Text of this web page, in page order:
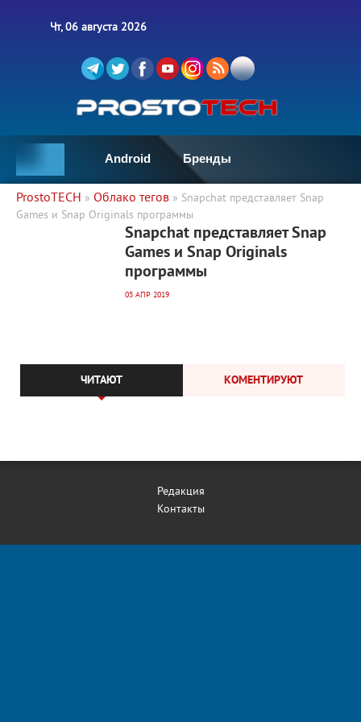
Чт, 06 августа 2026
Android Бренды
ProstoTECH » Облако тегов » Snapchat представляет Snap
Games и Snap Originals программы
2 379 0
Snapchat представляет Snap
Games и Snap Originals
программы
05 АПР 2019
ЧИТАЮТ КОМЕНТИРУЮТ
Редакция
Контакты